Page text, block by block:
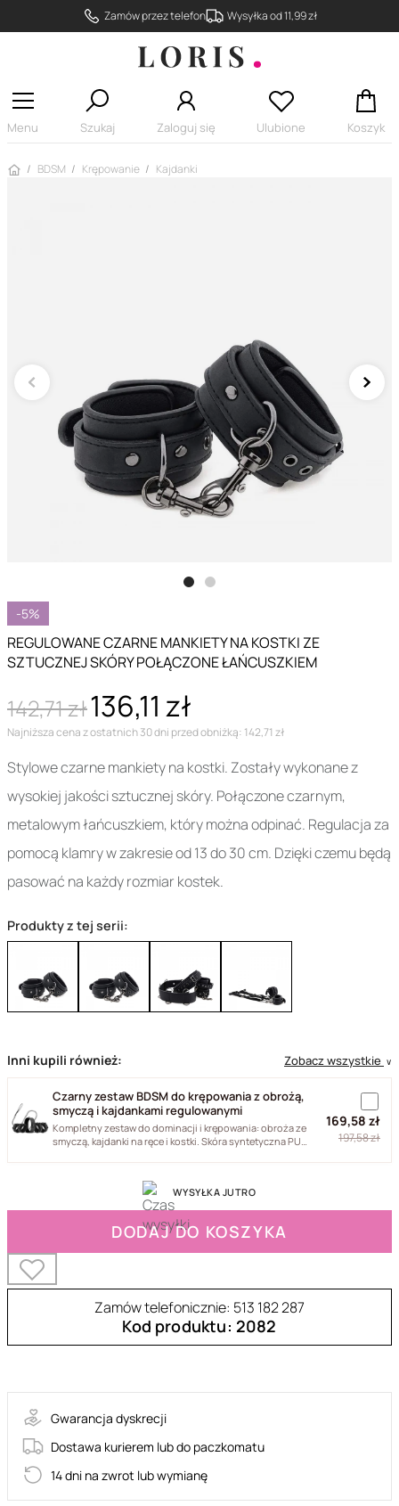
Zamów przez telefon Wysyłka od 11,99 zł
Menu Szukaj Zaloguj się Ulubione Koszyk
Strona główna
BDSM Krępowanie Kajdanki
-5%
REGULOWANE CZARNE MANKIETY NA KOSTKI ZE
SZTUCZNEJ SKÓRY POŁĄCZONE ŁAŃCUSZKIEM
142,71 zł136,11 zł
Najniższa cena z ostatnich 30 dni przed obniżką: 142,71 zł
Stylowe czarne mankiety na kostki. Zostały wykonane z
wysokiej jakości sztucznej skóry. Połączone czarnym,
metalowym łańcuszkiem, który można odpinać. Regulacja za
pomocą klamry w zakresie od 13 do 30 cm. Dzięki czemu będą
pasować na każdy rozmiar kostek.
Produkty z tej serii:
Inni kupili również: Zobacz wszystkie ∨
Czarny zestaw BDSM do krępowania z obrożą,
smyczą i kajdankami regulowanymi
Kompletny zestaw do dominacji i krępowania: obroża ze
smyczą, kajdanki na ręce i kostki. Skóra syntetyczna PU
169,58 zł
197,58 zł
WYSYŁKA JUTRO
DODAJ DO KOSZYKA
Zamów telefonicznie: 513 182 287
Kod produktu: 2082
Gwarancja dyskrecji
Dostawa kurierem lub do paczkomatu
14 dni na zwrot lub wymianę